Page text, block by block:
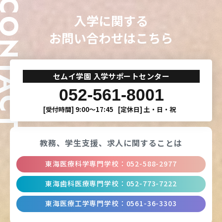
入学に関する
お問い合わせはこちら
セムイ学園 入学サポートセンター
052-561-8001
[受付時間] 9:00〜17:45 [定休日] 土・日・祝
教務、学生支援、 求人に関することは
東海医療科学専門学校 ： 052-588-2977
東海歯科医療専門学校 ： 052-773-7222
東海医療工学専門学校 ： 0561-36-3303